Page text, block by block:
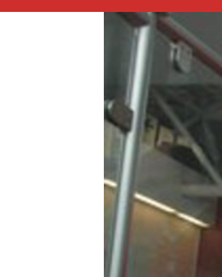
Inklappen